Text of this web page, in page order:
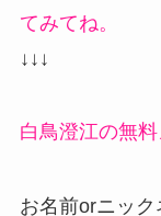
てみてね。
↓↓↓
白鳥澄江の無
お名前orニック